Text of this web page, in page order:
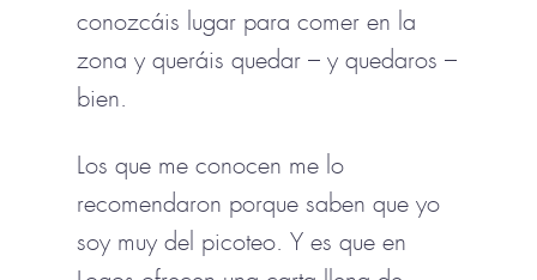
conozcáis lugar para comer en la
zona y queráis quedar – y quedaros –
bien.
Los que me conocen me lo
recomendaron porque saben que yo
soy muy del picoteo. Y es que en